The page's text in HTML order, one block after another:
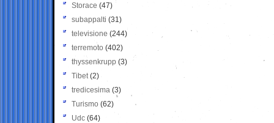
Storace (47)
subappalti (31)
televisione(244)
terremoto (402)
thyssenkrupp (3)
Tibet(2)
tredicesima (3)
Turismo (62)
Udc (64)